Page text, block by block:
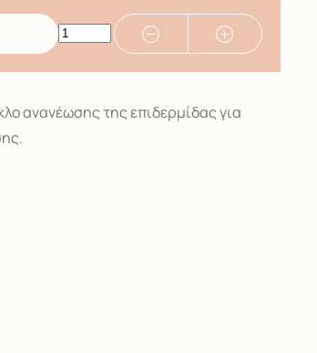
ανανέωσης της επιδερμίδας για